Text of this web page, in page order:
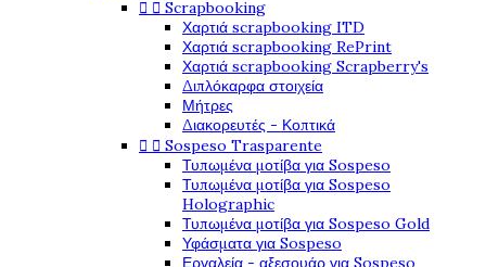
  Scrapbooking
Χαρτιά scrapbooking ITD
Χαρτιά scrapbooking RePrint
Χαρτιά scrapbooking Scrapberry's
Διπλόκαρφα στοιχεία
Μήτρες
Διακορευτές - Κοπτικά
  Sospeso Trasparente
Τυπωμένα μοτίβα για Sospeso
Τυπωμένα μοτίβα για Sospeso
Holographic
Τυπωμένα μοτίβα για Sospeso Gold
Υφάσματα για Sospeso
Εργαλεία - αξεσουάρ για Sospeso